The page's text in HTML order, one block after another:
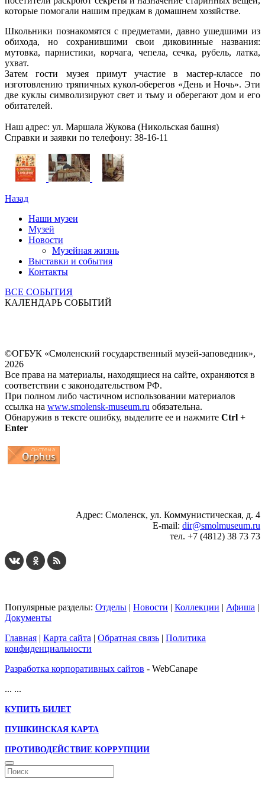
которые помогали нашим предкам в домашнем хозяйстве.
Школьники познакомятся с предметами, давно ушедшими из
обихода, но сохранившими свои диковинные названия:
мутовка, парнистики, корчага, чепела, сечка, рубель, латка,
ухват.
Затем гости музея примут участие в мастер-классе по
изготовлению тряпичных кукол-оберегов «День и Ночь». Эти
две куклы символизируют свет и тьму и оберегают дом и его
обитателей.
Наш адрес: ул. Маршала Жукова (Никольская башня)
Справки и заявки по телефону: 38-16-11
Назад
Наши музеи
Музей
Новости
Музейная жизнь
Выставки и события
Контакты
ВСЕ СОБЫТИЯ
КАЛЕНДАРЬ СОБЫТИЙ
©ОГБУК «Смоленский государственный музей-заповедник»,
2026
Все права на материалы, находящиеся на сайте, охраняются в
соответствии с законодательством РФ.
При полном либо частичном использовании материалов
ссылка на www.smolensk-museum.ru обязательна.
Обнаружив в тексте ошибку, выделите ее и нажмите Ctrl +
Enter
Адрес: Смоленск, ул. Коммунистическая, д. 4
E-mail: dir@smolmuseum.ru
тел. +7 (4812) 38 73 73
Популярные разделы: Отделы | Новости | Коллекции | Афиша |
Документы
Главная | Карта сайта | Обратная связь | Политика
конфиденциальности
Разработка корпоративных сайтов - WebCanape
... ...
КУПИТЬ БИЛЕТ
ПУШКИНСКАЯ КАРТА
ПРОТИВОДЕЙСТВИЕ КОРРУПЦИИ